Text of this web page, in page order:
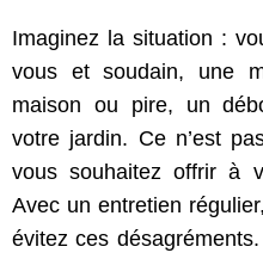
Imaginez la situation :
vous et soudain, une
maison ou pire, un
votre jardin. Ce n’est
vous souhaitez offrir à
Avec un entretien
évitez ces